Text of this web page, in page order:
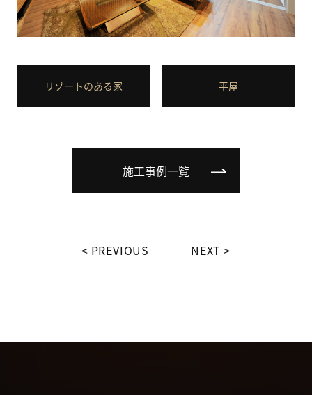
リゾートのある家 平屋
施工事例一覧
PREVIOUS NEXT